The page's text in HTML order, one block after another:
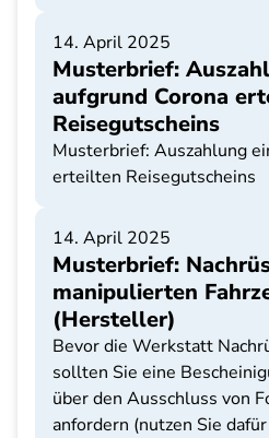
14. April 2025
Musterbrief:
aufgrund Corona
Reisegutscheins
Musterbrief: Auszahlung
erteilten Reisegutscheins
14. April 2025
Musterbrief:
manipulierten
(Hersteller)
Bevor die Werkstatt
sollten Sie eine
über den Ausschluss von
anfordern (nutzen Sie